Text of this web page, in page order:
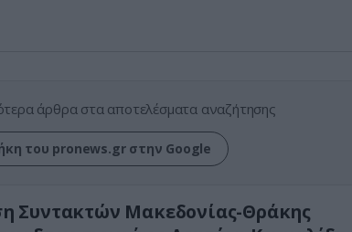
άρθρα στα αποτελέσματα αναζήτησης
του pronews.gr στην Google
Συντακτών Μακεδονίας-Θράκης